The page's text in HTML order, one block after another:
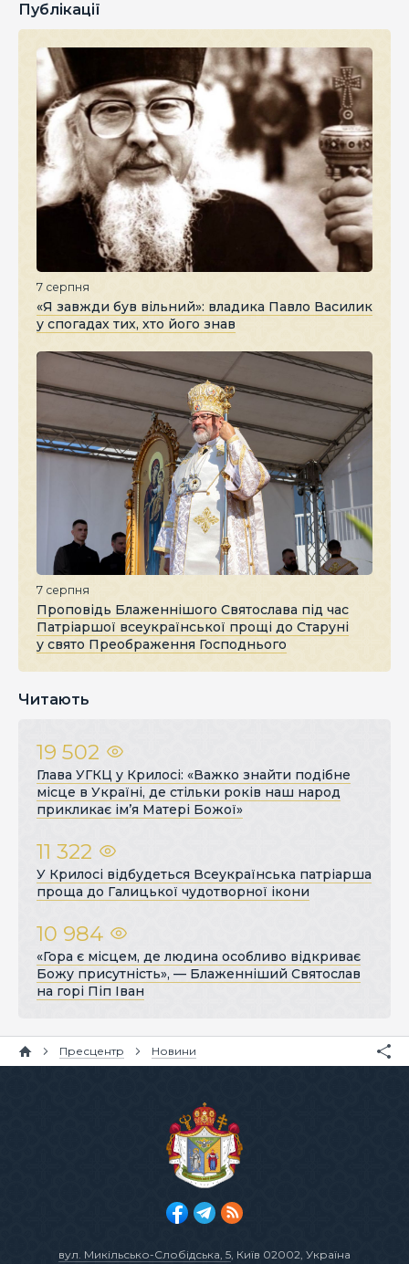
Публікації
7 серпня
«Я завжди був вільний»: владика Павло Василик
у спогадах тих, хто його знав
7 серпня
Проповідь Блаженнішого Святослава під час
Патріаршої всеукраїнської прощі до Старуні
у свято Преображення Господнього
Читають
19 502
Глава УГКЦ у Крилосі: «Важко знайти подібне
місце в Україні, де стільки років наш народ
прикликає ім’я Матері Божої»
11 322
У Крилосі відбудеться Всеукраїнська патріарша
проща до Галицької чудотворної ікони
10 984
«Гора є місцем, де людина особливо відкриває
Божу присутність», — Блаженніший Святослав
на горі Піп Іван
Пресцентр Новини
вул. Микільсько-Слобідська, 5, Київ 02002, Україна